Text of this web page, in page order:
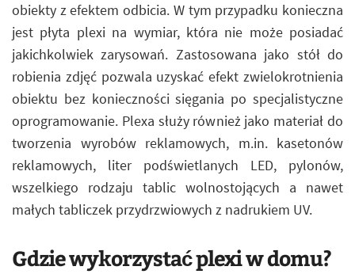
obiekty z efektem odbicia. W tym przypadku konieczna
jest płyta plexi na wymiar, która nie może posiadać
jakichkolwiek zarysowań. Zastosowana jako stół do
robienia zdjęć pozwala uzyskać efekt zwielokrotnienia
obiektu bez konieczności sięgania po specjalistyczne
oprogramowanie. Plexa służy również jako materiał do
tworzenia wyrobów reklamowych, m.in. kasetonów
reklamowych, liter podświetlanych LED, pylonów,
wszelkiego rodzaju tablic wolnostojących a nawet
małych tabliczek przydrzwiowych z nadrukiem UV.
Gdzie wykorzystać plexi w domu?